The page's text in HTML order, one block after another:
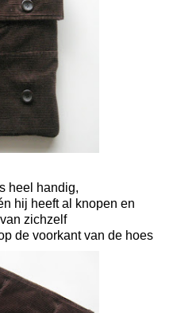
heel handig,
hij heeft al knopen en
zichzelf
de voorkant van de hoes